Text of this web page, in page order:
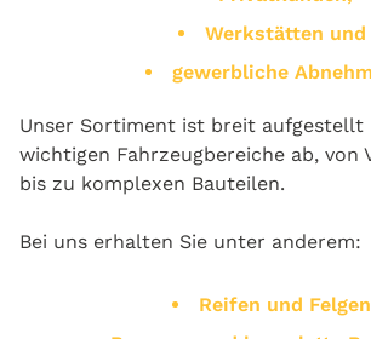
Werkstätten und
gewerbliche
Unser Sortiment ist breit aufgestellt
wichtigen Fahrzeugbereiche ab, von
bis zu komplexen Bauteilen.
Bei uns erhalten Sie unter anderem:
Reifen und Felgen